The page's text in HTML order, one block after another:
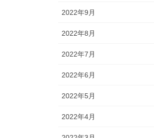
2022年9月
2022年8月
2022年7月
2022年6月
2022年5月
2022年4月